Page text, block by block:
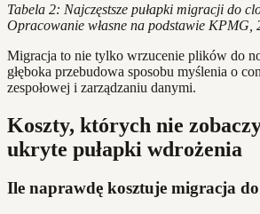
Tabela 2: Najczęstsze pułapki migracji do
Opracowanie własne na podstawie KPMG,
Migracja to nie tylko wrzucenie plików do
głęboka przebudowa sposobu myślenia o
zespołowej i zarządzaniu danymi.
Koszty, których nie
ukryte pułapki wdrożenia
Ile naprawdę kosztuje migracja